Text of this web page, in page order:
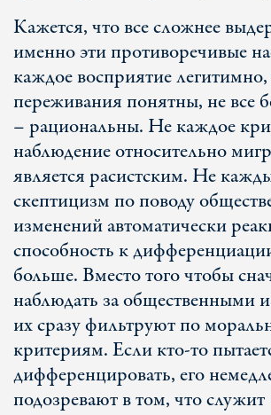
Кажется, что все сложнее
именно эти противоречивые
каждое восприятие легитимно,
переживания понятны, не все
– рациональны. Не каждое
наблюдение относительно
является расистским. Не
скептицизм по поводу
изменений автоматически
способность к
больше. Вместо того чтобы
наблюдать за общественными
их сразу фильтруют по
критериям. Если кто-то
дифференцировать, его
подозревают в том, что